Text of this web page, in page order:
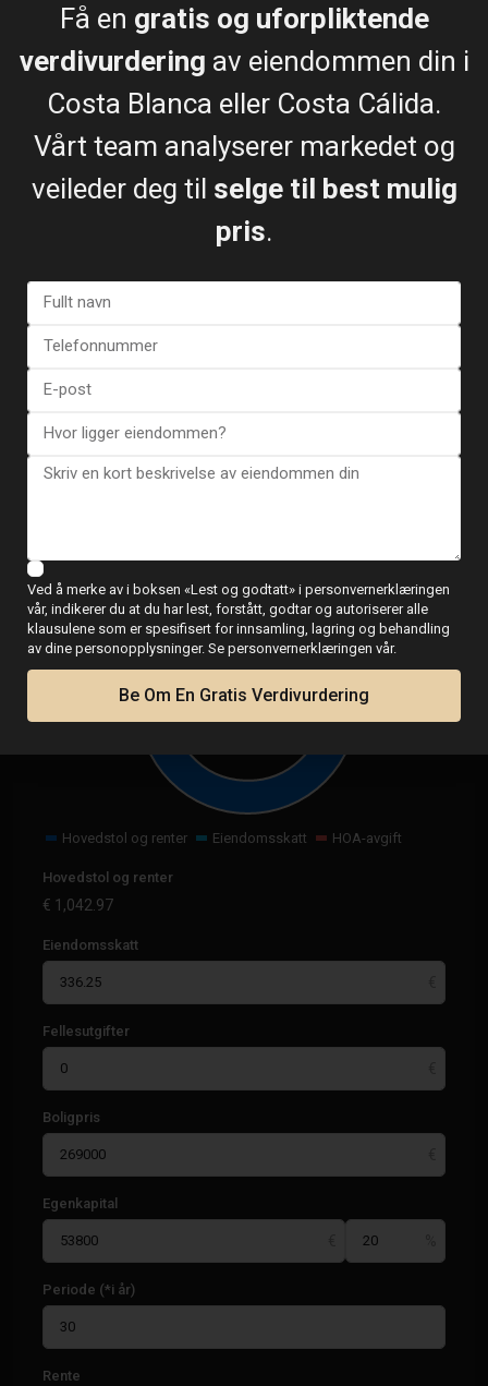
Bungalow en Torrevieja –
€ 269.000
3 soverom 1 BA 85
€1,379.22
Hovedstol og renter Eiendomsskatt HOA-avgift
Hovedstol og renter
€ 1,042.97
Eiendomsskatt
Fellesutgifter
Boligpris
Egenkapital
Periode (*i år)
Rente
Få en gratis og uforpliktende
verdivurdering av eiendommen din i
Costa Blanca eller Costa Cálida.
Vårt team analyserer markedet og
veileder deg til selge til best mulig
pris.
Ved å merke av i boksen «Lest og godtatt» i personvernerklæringen
vår, indikerer du at du har lest, forstått, godtar og autoriserer alle
klausulene som er spesifisert for innsamling, lagring og behandling
av dine personopplysninger. Se personvernerklæringen vår.
Be Om En Gratis Verdivurdering